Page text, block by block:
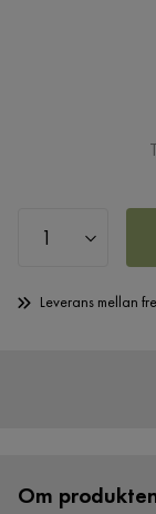
Leverans mellan
Om